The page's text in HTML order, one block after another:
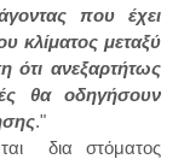
που έχει
κλίματος μεταξύ
ότι ανεξαρτήτως
θα οδηγήσουν
."
δια στόματος